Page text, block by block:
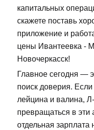
капитальных
скажете поставь
приложение и
цены Ивантеевка -
Новочеркасск!
Главное сегодня —
поиск доверия.
лейцина и валина,
превращаться в эти
отдельная зарплата